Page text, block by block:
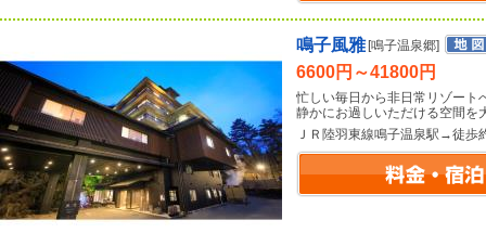
鳴子風雅 [鳴子温泉郷]
6600円～41800円
忙しい毎日から非日常リゾート
静かにお過しいただける空間を
ＪＲ陸羽東線鳴子温泉駅→徒歩